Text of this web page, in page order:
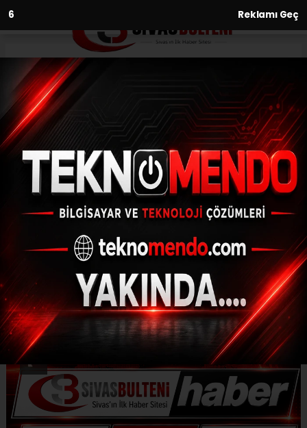
4 Reklamı Geç
Anasayfa Sağlık
Dahiliye uzmanları Giresun’da
toplandı, diyabetin endişe
verici artışı tartışıldı
SAĞLIK
(İHA) - İhlas Haber Ajansı | 28.09.2024 - 13:30, Güncelleme:
28.09.2024 - 13:28
Dahiliye uzmanları Giresun’da toplandı,
diyabetin endişe verici artışı tartışıldı
ABONE OL